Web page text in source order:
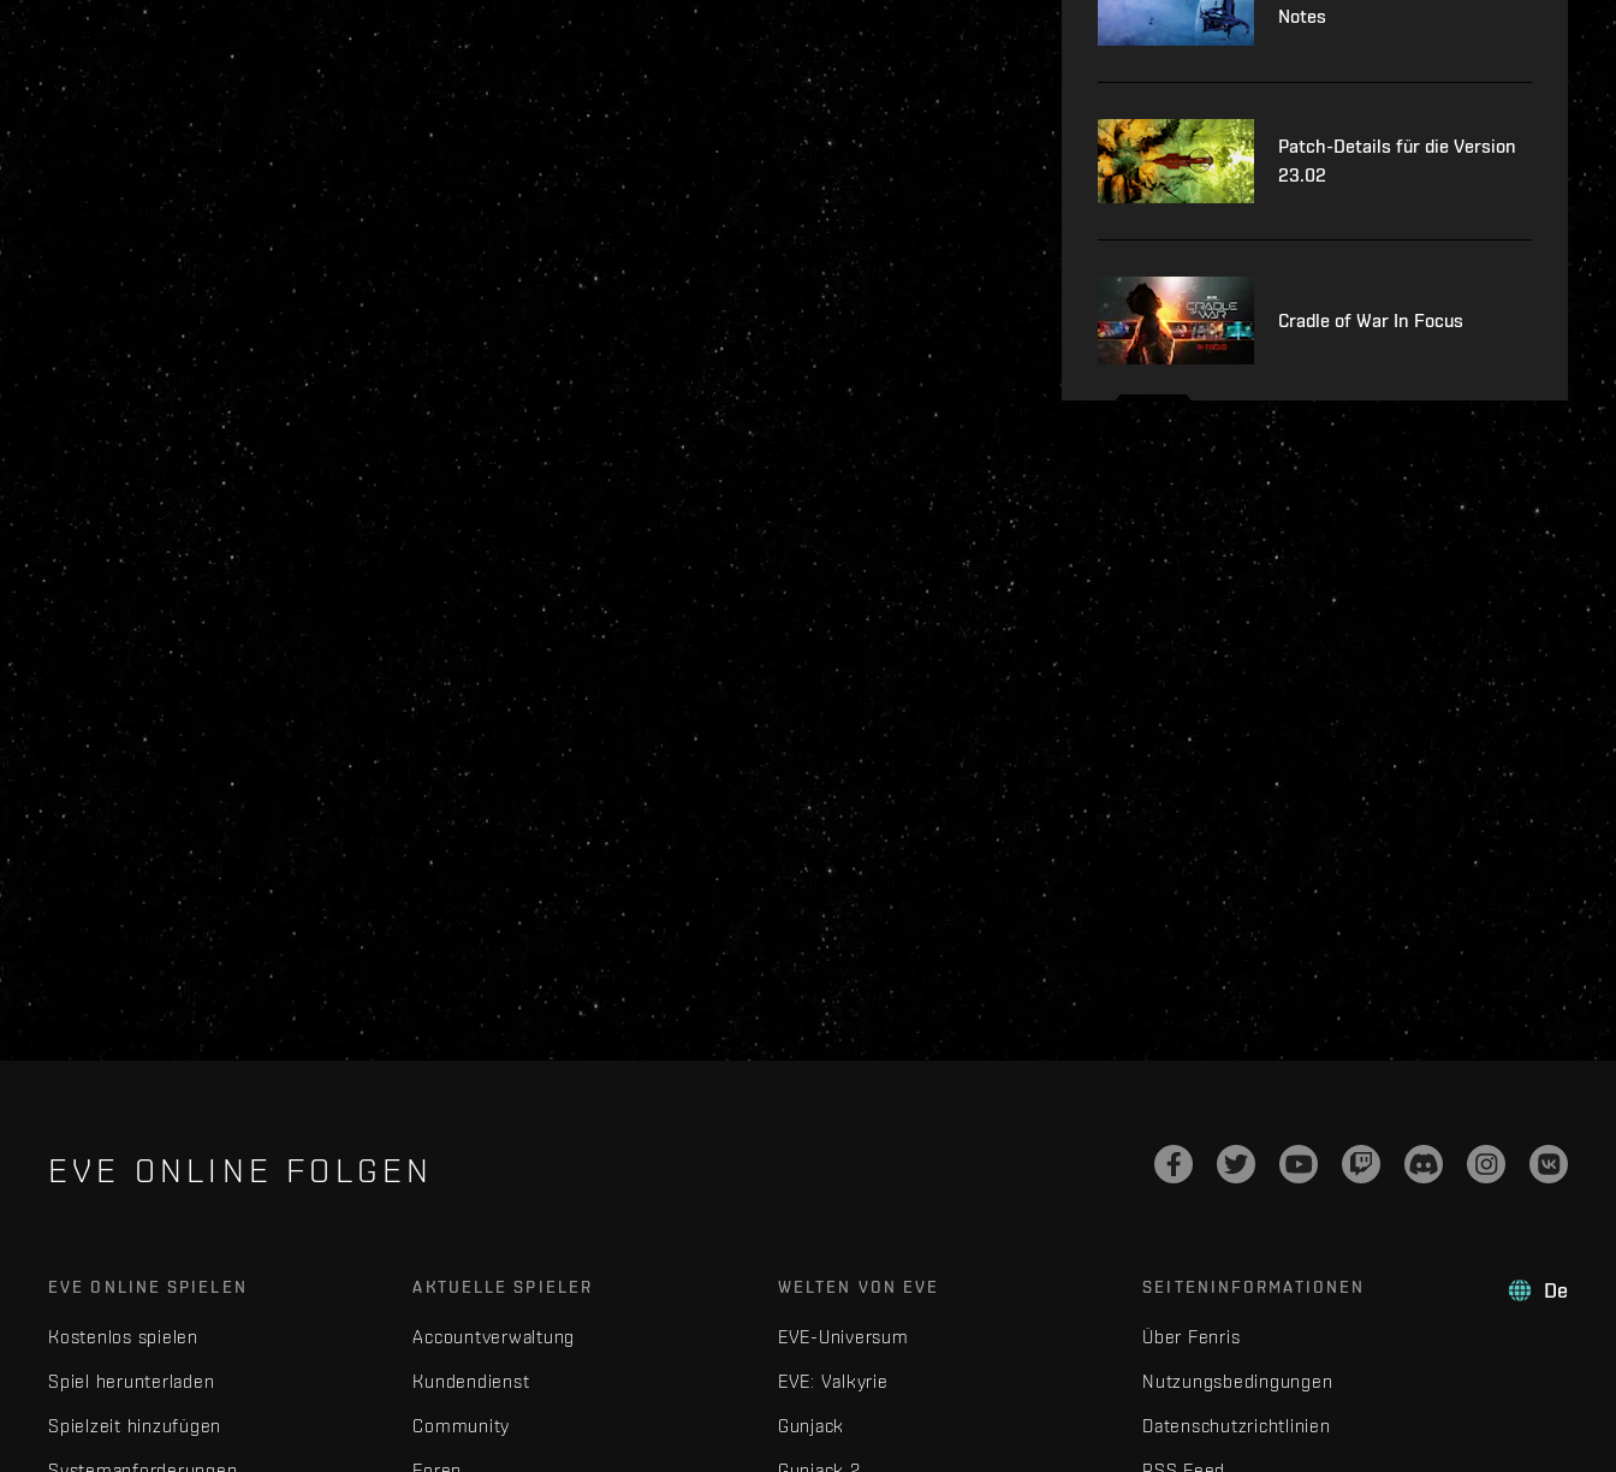
Notes
Patch-Details für die Version
23.02
Cradle of War In Focus
EVE ONLINE FOLGEN
De
EVE ONLINE SPIELEN
Kostenlos spielen
Spiel herunterladen
Spielzeit hinzufügen
AKTUELLE SPIELER
Accountverwaltung
Kundendienst
Community
WELTEN VON EVE
EVE-Universum
EVE: Valkyrie
Gunjack
SEITENINFORMATIONEN
Über Fenris
Nutzungsbedingungen
Datenschutzrichtlinien